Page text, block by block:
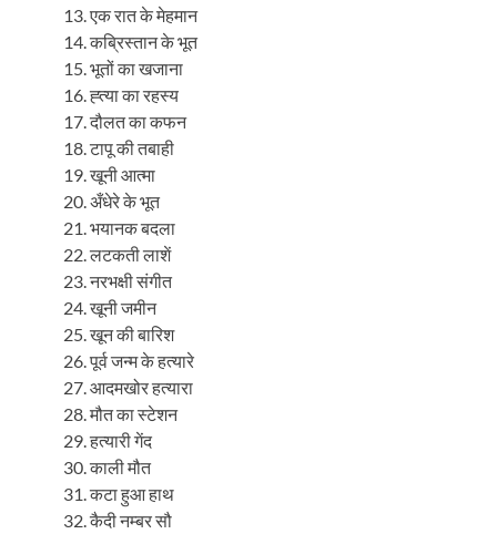
एक रात के मेहमान
कब्रिस्तान के भूत
भूतों का खजाना
ह्त्या का रहस्य
दौलत का कफन
टापू की तबाही
खूनी आत्मा
अँधेरे के भूत
भयानक बदला
लटकती लाशें
नरभक्षी संगीत
खूनी जमीन
खून की बारिश
पूर्व जन्म के हत्यारे
आदमखोर हत्यारा
मौत का स्टेशन
हत्यारी गेंद
काली मौत
कटा हुआ हाथ
कैदी नम्बर सौ